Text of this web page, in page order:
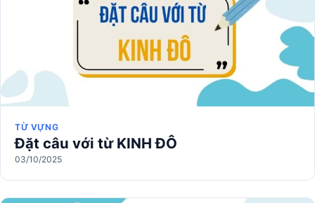
TỪ VỰNG
Đặt câu với từ KINH ĐÔ
03/10/2025